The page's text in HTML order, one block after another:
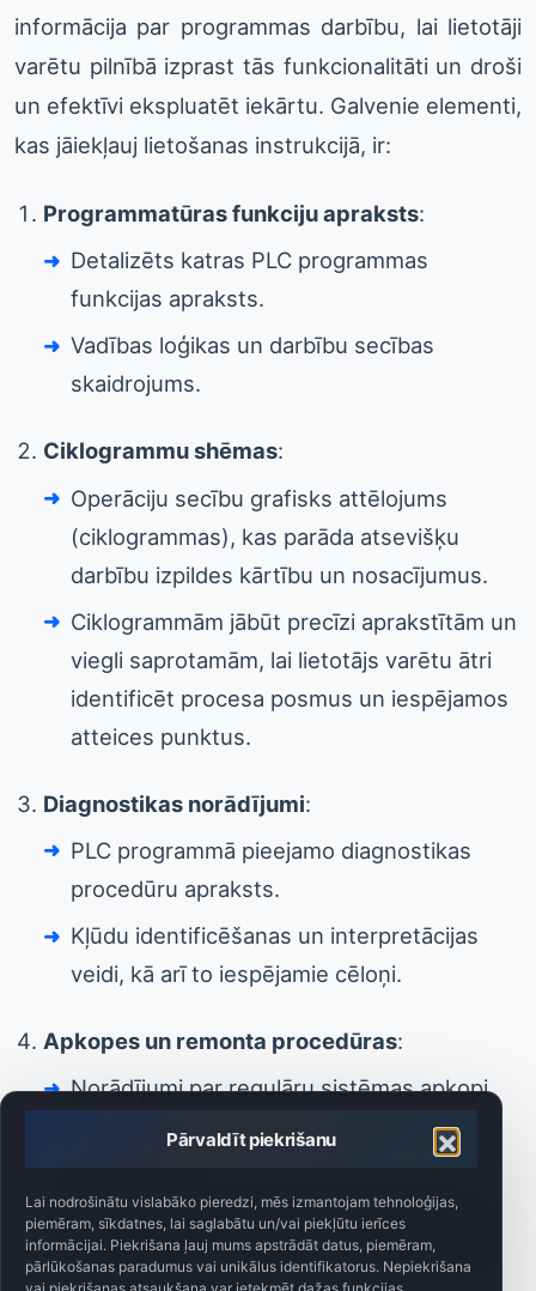
Pārvaldīt piekrišanu
Lai nodrošinātu vislabāko pieredzi, mēs izmantojam tehnoloģijas,
piemēram, sīkdatnes, lai saglabātu un/vai piekļūtu ierīces
informācijai. Piekrišana ļauj mums apstrādāt datus, piemēram,
pārlūkošanas paradumus vai unikālus identifikatorus. Nepiekrišana
informācija par programmas darbību, lai lietotāji
varētu pilnībā izprast tās funkcionalitāti un droši
un efektīvi ekspluatēt iekārtu. Galvenie elementi,
kas jāiekļauj lietošanas instrukcijā, ir:
Programmatūras funkciju apraksts:
Detalizēts katras PLC programmas
funkcijas apraksts.
Vadības loģikas un darbību secības
skaidrojums.
Ciklogrammu shēmas:
Operāciju secību grafisks attēlojums
(ciklogrammas), kas parāda atsevišķu
darbību izpildes kārtību un nosacījumus.
Ciklogrammām jābūt precīzi aprakstītām un
viegli saprotamām, lai lietotājs varētu ātri
identificēt procesa posmus un iespējamos
atteices punktus.
Diagnostikas norādījumi:
PLC programmā pieejamo diagnostikas
procedūru apraksts.
Kļūdu identificēšanas un interpretācijas
veidi, kā arī to iespējamie cēloņi.
Apkopes un remonta procedūras:
Norādījumi par regulāru sistēmas apkopi,
lai nodrošinātu tās uzticamību un
veiktspēju.
Soli pa solim izklāstītas procedūras tādu
komponentu remontam un nomaiņai, kas